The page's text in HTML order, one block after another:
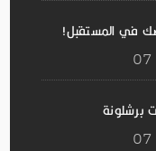
في المستقبل!
برشلونة